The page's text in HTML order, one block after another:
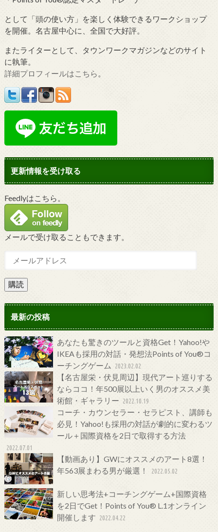
として「頭の使い方」を楽しく体験できるワークショップ
を開催。名古屋中心に、全国で大好評。
またライターとして、タウンワークマガジンなどのサイト
に執筆。
詳細プロフィールはこちら 。
更新情報を受け取る
Feedlyはこちら。
メールで受け取ることもできます。
購読
最新の投稿
あなたも驚きのツールと資格Get！Yahoo!や
IKEAも採用の対話・発想法Points of You®コ
ーチングゲーム
2023.02.02
【名古屋栄・伏見周辺】現代アート巡りする
ならココ！年500展以上いく男のオススメ美
術館・ギャラリー 2022.10.19
コーチ・カウンセラー・セラピスト、講師も
必見！Yahoo!も採用の対話が劇的に変わるツ
ール＋国際資格を2日で取得する方法
2022.07.01
【動画あり】GWにオススメのアート8選！
年563展まわる男が厳選！
2022.05.02
新しい思考法+コーチングゲーム+国際資格
を2日でGet！Points of You® L.1オンライン
開催します 2022.04.22